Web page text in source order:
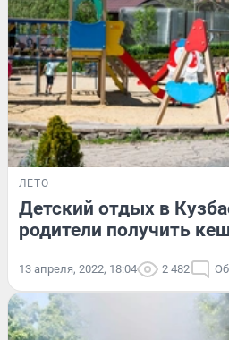
ЛЕТО
Детский отдых в
родители получить
13 апреля, 2022, 18:04 2 482